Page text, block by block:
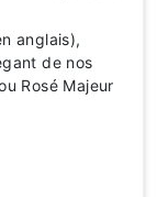
anglais),
de nos
Rosé Majeur